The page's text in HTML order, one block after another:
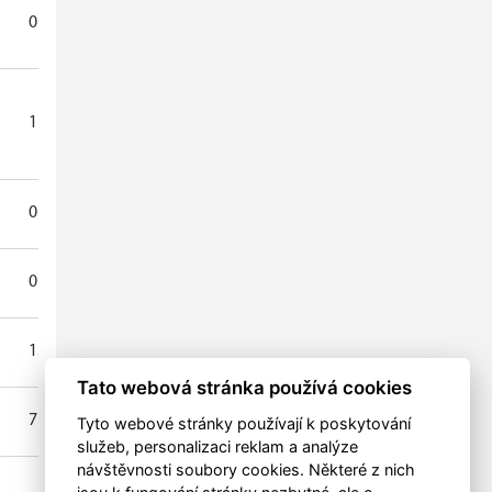
0
1
0
0
15
7 0 0 0 0
Tato webová stránka používá cookies
Tyto webové stránky používají k poskytování
služeb, personalizaci reklam a analýze
návštěvnosti soubory cookies. Některé z nich